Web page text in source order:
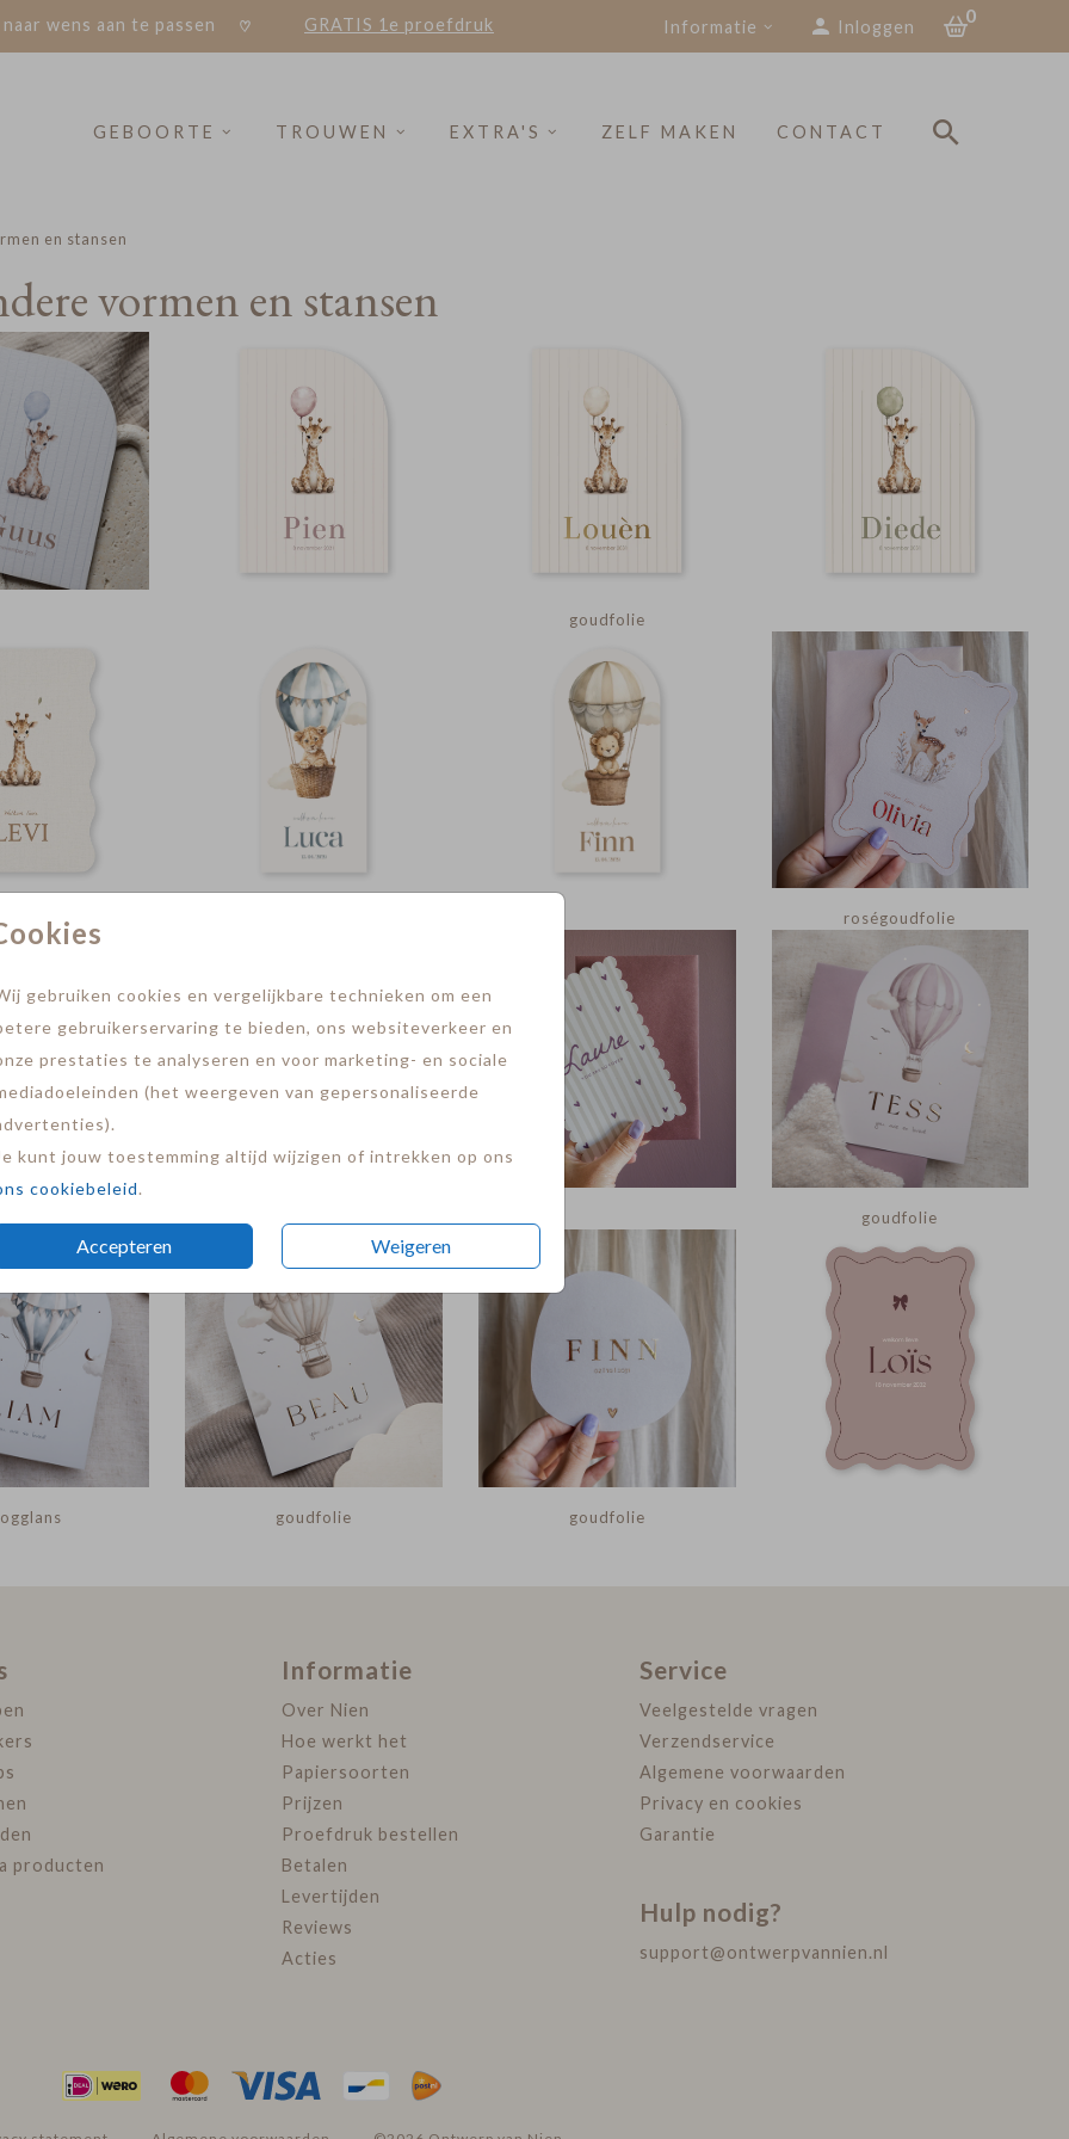
naar wens aan te passen GRATIS 1e proefdruk Informatie Inloggen
0
GEBOORTE TROUWEN EXTRA'S ZELF MAKEN CONTACT
gebruiken cookies en vergelijkbare technieken om een
gebruikerservaring te bieden, ons websiteverkeer en
prestaties te analyseren en voor marketing- en sociale
(het weergeven van gepersonaliseerde
kunt jouw toestemming altijd wijzigen of intrekken op ons
cookiebeleid.
Accepteren Weigeren
en stansen
vormen en stansen
goudfolie
roségoudfolie
goudfolie
goudfolie goudfolie
producten
Informatie
Over Nien
Hoe werkt het
Papiersoorten
Prijzen
Proefdruk bestellen
Betalen
Levertijden
Reviews
Acties
Service
Veelgestelde vragen
Verzendservice
Algemene voorwaarden
Privacy en cookies
Garantie
Hulp nodig?
support@ontwerpvannien.nl